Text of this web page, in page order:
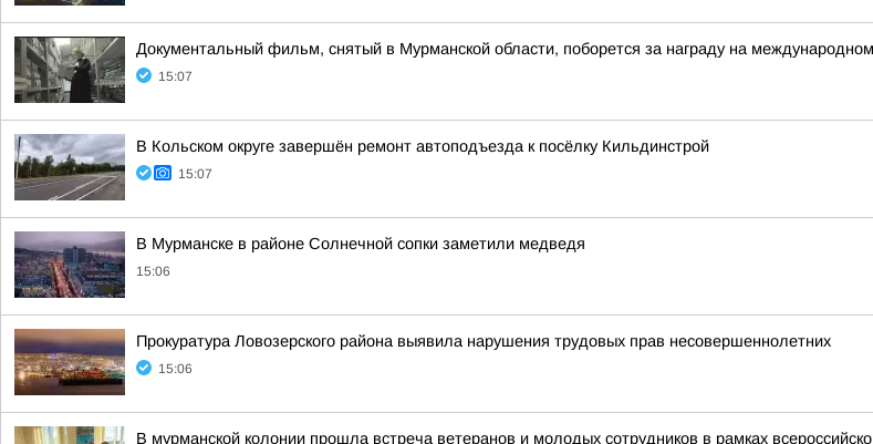
Документальный фильм, снятый в Мурманской области, поборется за награду на
15:07
В Кольском округе завершён ремонт автоподъезда к посёлку Кильдинстрой
15:07
В Мурманске в районе Солнечной сопки заметили медведя
15:06
Прокуратура Ловозерского района выявила нарушения трудовых прав несовершеннолетних
15:06
В мурманской колонии прошла встреча ветеранов и молодых сотрудников в рамках